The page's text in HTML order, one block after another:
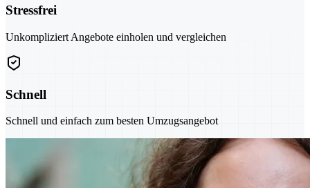
Stressfrei
Unkompliziert Angebote einholen und vergleichen
Schnell
Schnell und einfach zum besten Umzugsangebot